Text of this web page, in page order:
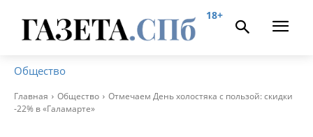
18+
Общество
Главная Общество
Отмечаем День холостяка с пользой: скидки
-22% в «Галамарте»